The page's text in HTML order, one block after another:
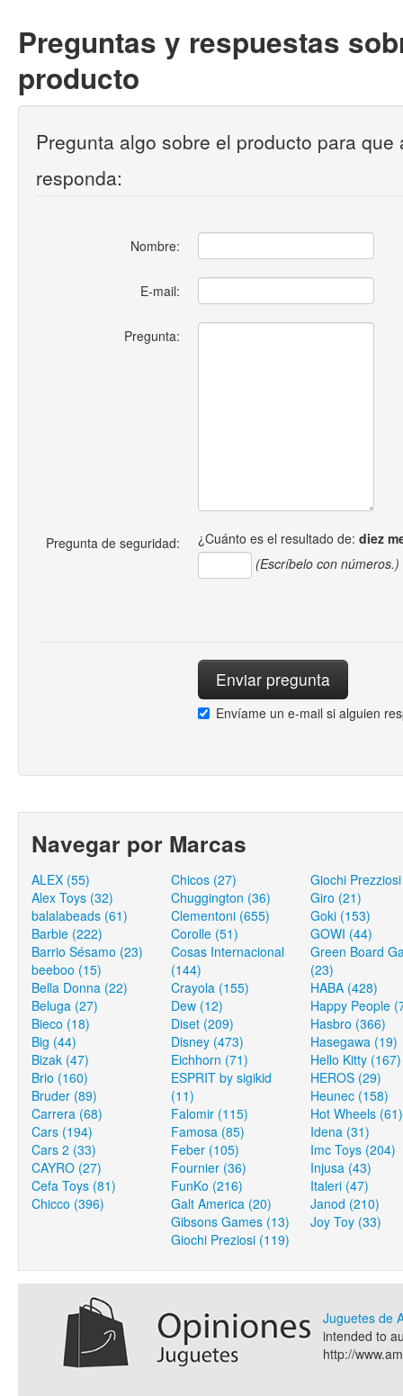
Preguntas y respuestas
producto
Pregunta algo sobre el producto para que
responda:
Nombre:
E-mail:
Pregunta:
Pregunta de seguridad: ¿Cuánto es el resultado de: diez
(Escríbelo con números.)
Envíame un e-mail si alguien
Navegar por Marcas
ALEX (55)
Alex Toys (32)
balalabeads (61)
Barbie (222)
Barrio Sésamo (23)
beeboo (15)
Bella Donna (22)
Beluga (27)
Bieco (18)
Big (44)
Bizak (47)
Brio (160)
Bruder (89)
Carrera (68)
Cars (194)
Cars 2 (33)
CAYRO (27)
Cefa Toys (81)
Chicco (396)
Chicos (27)
Chuggington (36)
Clementoni (655)
Corolle (51)
Cosas Internacional
(144)
Crayola (155)
Dew (12)
Diset (209)
Disney (473)
Eichhorn (71)
ESPRIT by sigikid
(11)
Falomir (115)
Famosa (85)
Feber (105)
Fournier (36)
FunKo (216)
Galt America (20)
Gibsons Games (13)
Giochi Preziosi (119)
Giochi
Giro (21)
Goki (153)
GOWI (44)
Green Board
(23)
HABA (428)
Happy People
Hasbro (366)
Hasegawa (19)
Hello Kitty (167)
HEROS (29)
Heunec (158)
Hot Wheels (61)
Idena (31)
Imc Toys (204)
Injusa (43)
Italeri (47)
Janod (210)
Joy Toy (33)
Juguetes de
intended to
http://